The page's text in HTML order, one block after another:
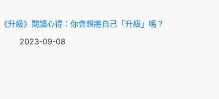
《升級》閱讀心得：你會想將自己「升級」嗎？
2023-09-08